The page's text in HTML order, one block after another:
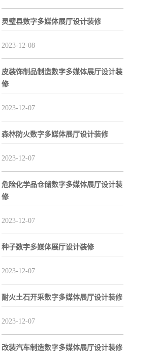
灵璧县数字多媒体展厅设计装修
2023-12-08
皮装饰制品制造数字多媒体展厅设计装
修
2023-12-07
森林防火数字多媒体展厅设计装修
2023-12-07
危险化学品仓储数字多媒体展厅设计装
修
2023-12-07
种子数字多媒体展厅设计装修
2023-12-07
耐火土石开采数字多媒体展厅设计装修
2023-12-07
改装汽车制造数字多媒体展厅设计装修